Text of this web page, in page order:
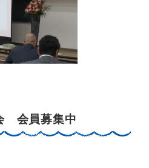
会員募集中